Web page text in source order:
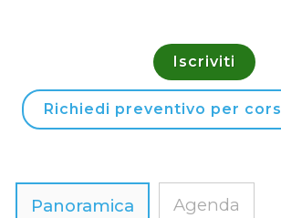
Iscriviti
Richiedi preventivo per
Panoramica Agenda